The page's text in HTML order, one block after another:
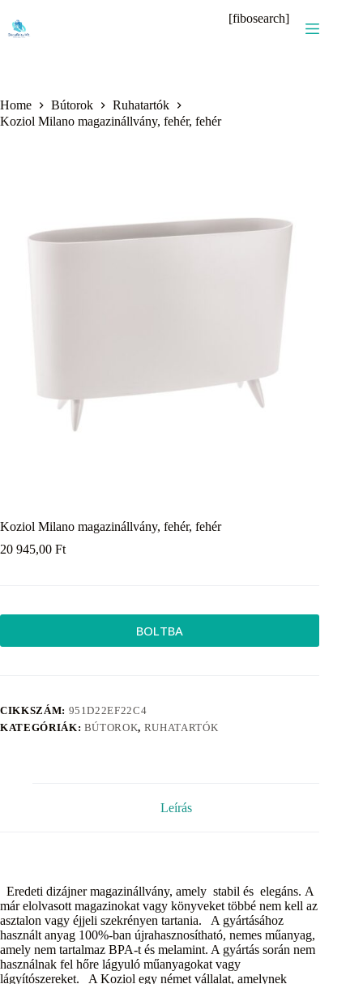
content
[fibosearch]
Home Bútorok
Ruhatartók
Koziol Milano magazinállvány, fehér, fehér
Koziol Milano magazinállvány, fehér, fehér
20 945,00 Ft
BOLTBA
CIKKSZÁM: 951D22EF22C4
KATEGÓRIÁK: BÚTOROK, RUHATARTÓK
Leírás
Eredeti dizájner magazinállvány, amely stabil és elegáns. A
már elolvasott magazinokat vagy könyveket többé nem kell az
asztalon vagy éjjeli szekrényen tartania. A gyártásához
használt anyag 100%-ban újrahasznosítható, nemes műanyag,
amely nem tartalmaz BPA-t és melamint. A gyártás során nem
használnak fel hőre lágyuló műanyagokat vagy
lágyítószereket. A Koziol egy német vállalat, amelynek